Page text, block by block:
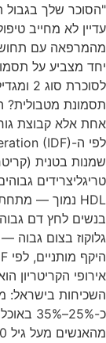
"הסוכר שלך
מהמרפאה עם
יחד מצביע על
תסמונת מטבולית?
אחת אלא קבוצת
שמנות בטנית
השכיחות בישראל:
כ-